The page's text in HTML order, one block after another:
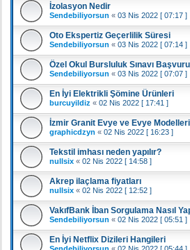
İzolasyon Nedir
Sendebiliyorsun « 03 Nis 2022 [ 07:17 ]
Oto Ekspertiz Geçerlilik Süresi
Sendebiliyorsun « 03 Nis 2022 [ 07:14 ]
Özel Okul Bursluluk Sınavı
Sendebiliyorsun « 03 Nis 2022 [ 07:07 ]
En İyi Elektrikli Şömine Ürünleri
burcuyildiz « 02 Nis 2022 [ 17:41 ]
İzmir Granit Evye ve Evye
graphicdzyn « 02 Nis 2022 [ 16:23 ]
Tekstil imhası neden yapılır?
nullsix « 02 Nis 2022 [ 14:58 ]
Akrep ilaçlama fiyatları
nullsix « 02 Nis 2022 [ 12:52 ]
VakıfBank İban Sorgulama Nasıl
Sendebiliyorsun « 02 Nis 2022 [ 05:51 ]
En İyi Netflix Dizileri Hangileri